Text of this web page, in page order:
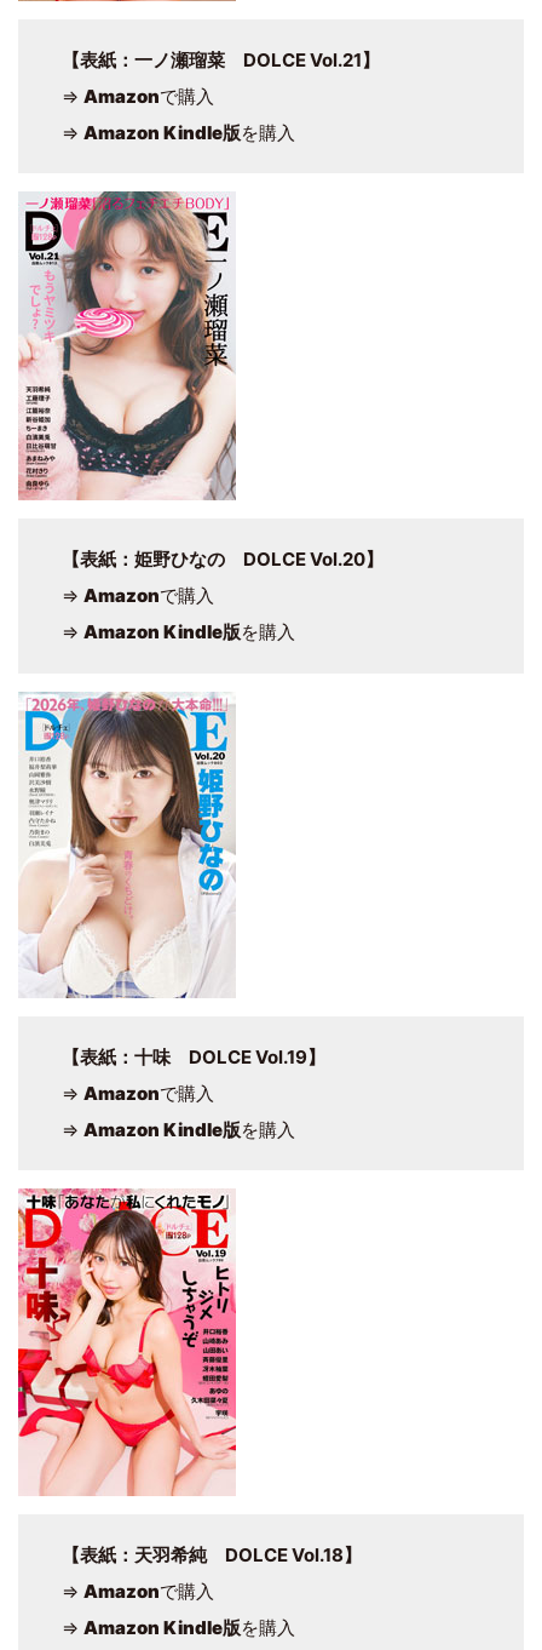
【表紙：一ノ瀬瑠菜 DOLCE Vol.21】
⇒ Amazonで購入
⇒ Amazon Kindle版を購入
【表紙：姫野ひなの DOLCE Vol.20】
⇒ Amazonで購入
⇒ Amazon Kindle版を購入
【表紙：十味 DOLCE Vol.19】
⇒ Amazonで購入
⇒ Amazon Kindle版を購入
【表紙：天羽希純 DOLCE Vol.18】
⇒ Amazonで購入
⇒ Amazon Kindle版を購入